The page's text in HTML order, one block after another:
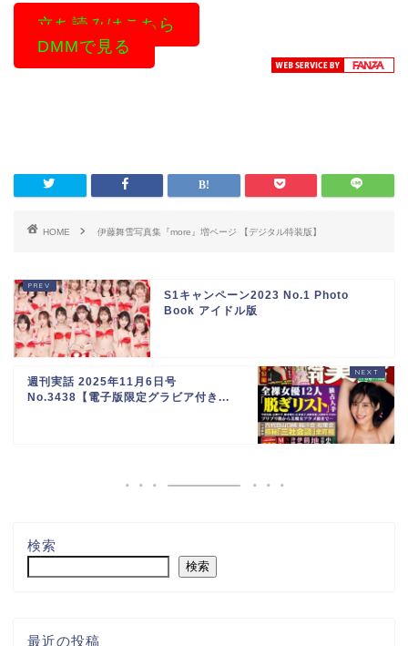
立ち読みはこちら
DMMで見る
HOME 伊藤舞雪写真集『more』増ページ 【デジタル特装版】
S1キャンペーン2023 No.1 Photo
Book アイドル版
週刊実話 2025年11月6日号
No.3438【電子版限定グラビア付き...
検索
検索
最近の投稿